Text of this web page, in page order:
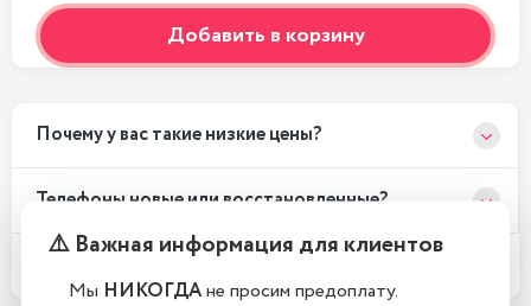
Добавить в корзину
Почему у вас такие низкие цены?
Телефоны новые или восстановленные?
Какой срок гарантии?
⚠️ Важная информация для клиентов
Мы НИКОГДАне просим предоплату.